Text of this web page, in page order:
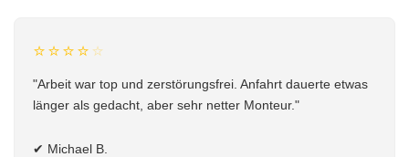
⭐⭐⭐⭐⭐
"Arbeit war top und zerstörungsfrei. Anfahrt dauerte etwas
länger als gedacht, aber sehr netter Monteur."
✔ Michael B.